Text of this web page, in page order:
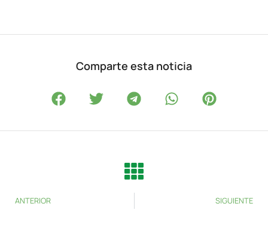
Comparte esta noticia
ANTERIOR SIGUIENTE